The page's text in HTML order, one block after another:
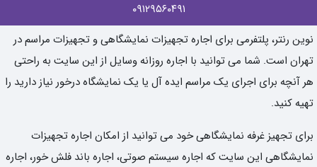
۰۹۱۲۹۵۶۰۴۹۱
نوین رنتر، پلتفرمی برای اجاره تجهیزات نمایشگاهی و تجهیزات مراسم در
تهران است. شما می توانید با اجاره روزانه وسایل از این سایت به راحتی
هر آنچه برای اجرای یک مراسم ایده آل یا یک نمایشگاه درخور نیاز دارید را
تهیه کنید.
برای تجهیز غرفه نمایشگاهی خود می توانید از امکان اجاره تجهیزات
نمایشگاهی این سایت که اجاره سیستم صوتی، اجاره باند فلش خور، اجاره